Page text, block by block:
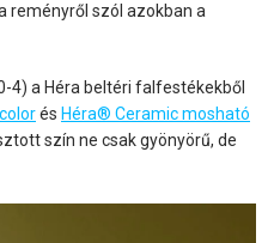
reményről szól azokban a
4) a Héra beltéri falfestékekből
és Héra® Ceramic mosható
szín ne csak gyönyörű, de